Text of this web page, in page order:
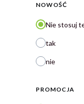
NOWOŚĆ
Nie stosuj
tak
nie
PROMOCJA